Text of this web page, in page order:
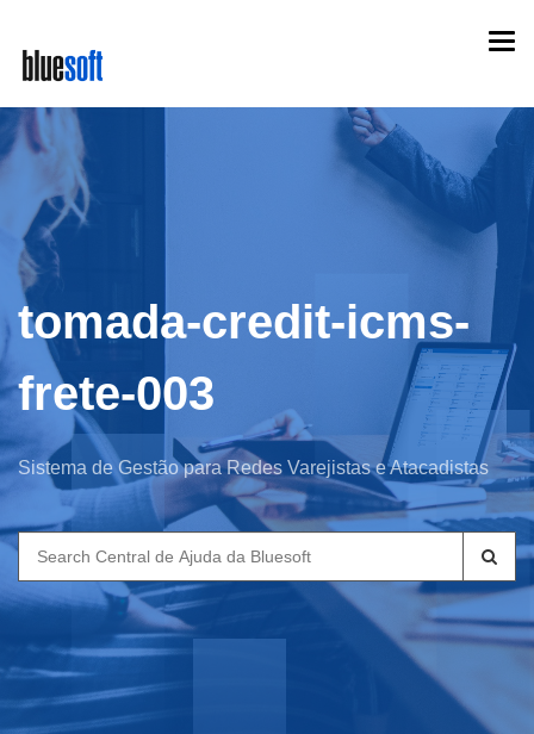
main
content
tomada-credit-icms-
frete-003
Sistema de Gestão para Redes Varejistas e Atacadistas
Search
for: